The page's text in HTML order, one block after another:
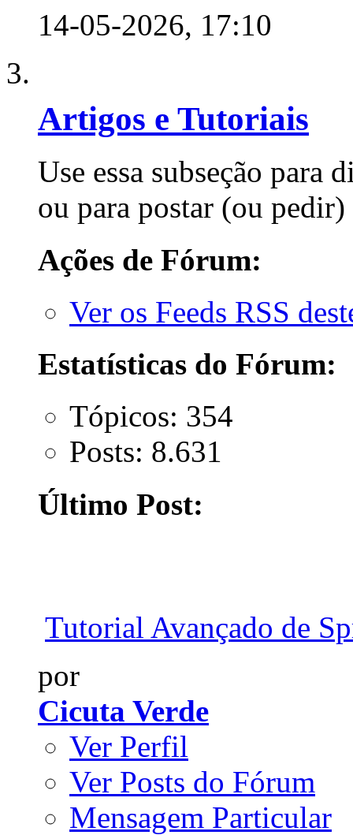
14-05-2026, 17:10
Artigos e Tutoriais
Use essa subseção para
ou para postar (ou
Ações de Fórum:
Ver os Feeds RSS
Estatísticas do Fórum:
Tópicos: 354
Posts: 8.631
Último Post:
Tutorial Avançado de
por
Cicuta Verde
Ver Perfil
Ver Posts do Fórum
Mensagem Particular